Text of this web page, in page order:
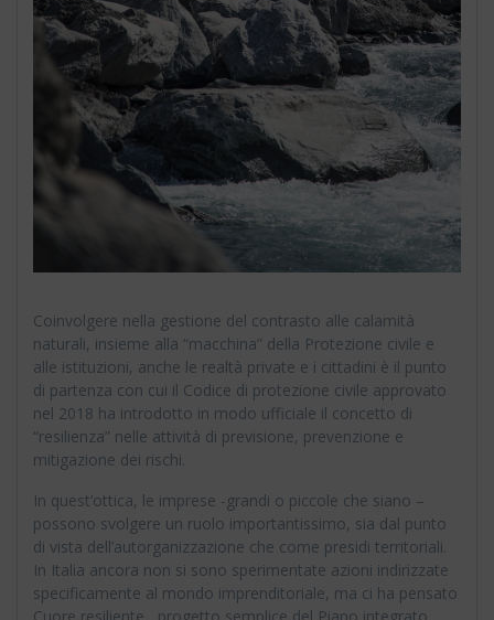
Coinvolgere nella gestione del contrasto alle calamità
naturali, insieme alla “macchina” della Protezione civile e
alle istituzioni, anche le realtà private e i cittadini è il punto
di partenza con cui il Codice di protezione civile approvato
nel 2018 ha introdotto in modo ufficiale il concetto di
“resilienza” nelle attività di previsione, prevenzione e
mitigazione dei rischi.
In quest’ottica, le imprese -grandi o piccole che siano –
possono svolgere un ruolo importantissimo, sia dal punto
di vista dell’autorganizzazione che come presidi territoriali.
In Italia ancora non si sono sperimentate azioni indirizzate
specificamente al mondo imprenditoriale, ma ci ha pensato